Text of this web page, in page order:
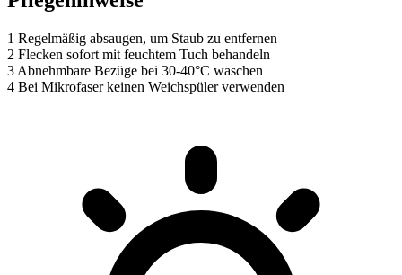
1 Regelmäßig absaugen, um Staub zu entfernen
2 Flecken sofort mit feuchtem Tuch behandeln
3 Abnehmbare Bezüge bei 30-40°C waschen
4 Bei Mikrofaser keinen Weichspüler verwenden